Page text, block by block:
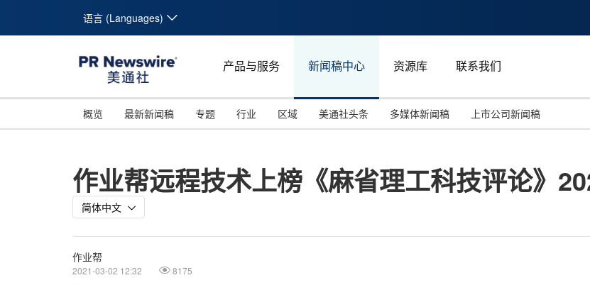
语言 (Languages)
产品与服务 新闻稿中心 资源库 联系我们
概览 最新新闻稿 专题
投资并购
行业
能源化工与环保
区域
马来西亚
美通社头条 多媒体新闻稿 上市公司新闻稿
作业帮远程技术上榜《麻省理工科技评论》
简体中文
作业帮
2021-03-02 12:32 8175